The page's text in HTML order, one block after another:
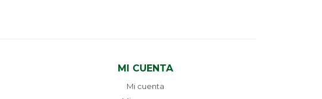
MI CUENTA
Mi cuenta